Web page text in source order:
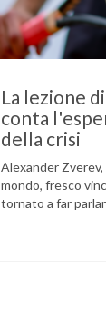
La lezione
conta
della crisi
Alexander
mondo, fresco
tornato a far